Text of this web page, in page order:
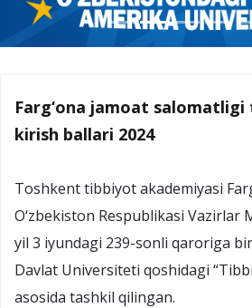
Farg‘ona jamoat
kirish ballari 2024
Toshkent tibbiyot akademiyasi
O‘zbekiston Respublikasi Vazirlar
yil 3 iyundagi 239-sonli qaroriga
Davlat Universiteti qoshidagi
asosida tashkil qilingan.